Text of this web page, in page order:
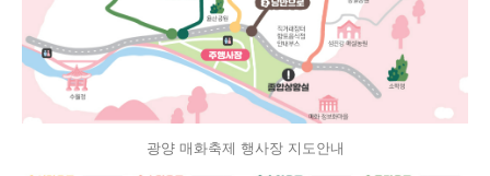
광양 매화축제 행사장 지도안내